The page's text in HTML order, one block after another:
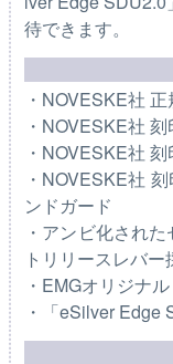
待できます。
・NOVESKE社
・NOVESKE社
・NOVESKE社
・NOVESKE社
ンドガード
・アンビ化され
トリリースレバー
・EMGオリジナ
・「eSilver Edge